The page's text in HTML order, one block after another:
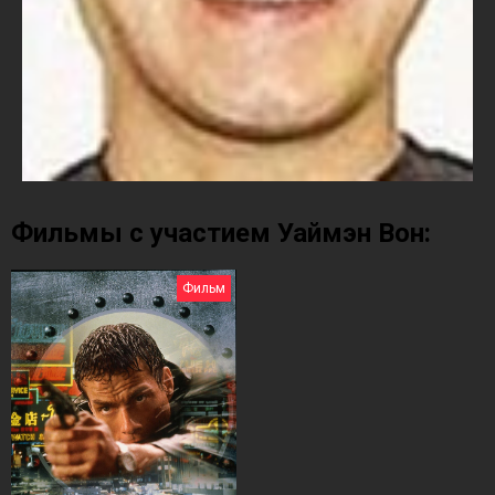
Фильмы с участием Уаймэн Вон:
Фильм